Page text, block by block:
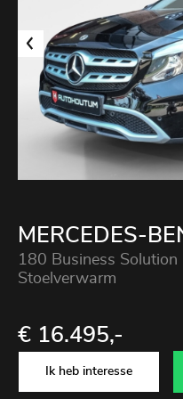
MERCEDES-
180 Business Solution
Stoelverwarm
€ 16.495,-
Ik heb interesse